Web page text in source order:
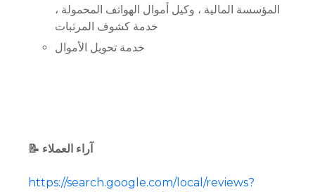
المؤسسة المالية ، وكيل أموال الهواتف المحمولة ،
خدمة كشوف المرتبات
خدمة تحويل الأموال
📝 آراء العملاء
https://search.google.com/local/reviews?